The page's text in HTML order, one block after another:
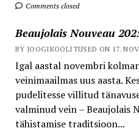
Comments closed
Beaujolais Nouveau
BY JOOGIKOOLITUSED ON 17.
Igal aastal novembri
veinimaailmas uus aasta.
pudelitesse villitud
valminud vein – Beaujolais
tähistamise traditsioon...